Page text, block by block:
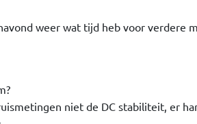
weer wat tijd heb voor verdere
niet de DC stabiliteit, er